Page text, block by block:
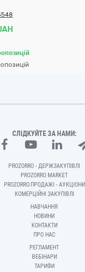
СЛІДКУЙТЕ ЗА НАМИ:
PROZORRO - ДЕРЖЗАКУПІВЛІ
PROZORRO MARKET
PROZORRO.ПРОДАЖІ - АУКЦІОНИ
КОМЕРЦІЙНІ ЗАКУПІВЛІ
НАВЧАННЯ
НОВИНИ
КОНТАКТИ
ПРО НАС
РЕГЛАМЕНТ
ВЕБІНАРИ
ТАРИФИ